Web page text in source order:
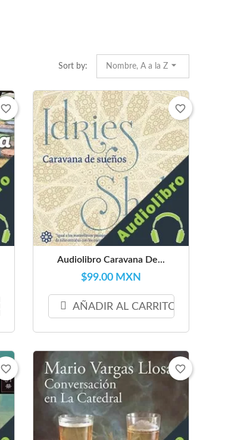
Sort by: Nombre, A a la Z
favorite_border
Audiolibro Caravana De...
$99.00 MXN
AÑADIR AL CARRITO
favorite_border
favorite_border favorite_border